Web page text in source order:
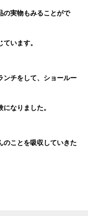
の実物もみることがで
います。
ンチをして、ショールー
なりました。
のことを吸収していきた